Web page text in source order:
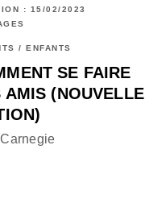
: 15/02/2023
/ ENFANTS
SE FAIRE
AMIS (NOUVELLE